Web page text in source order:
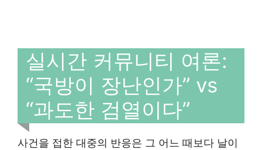
실시간 커뮤니티 여론:
“국방이 장난인가” vs
“과도한 검열이다”
사건을 접한 대중의 반응은 그 어느 때보다 날이